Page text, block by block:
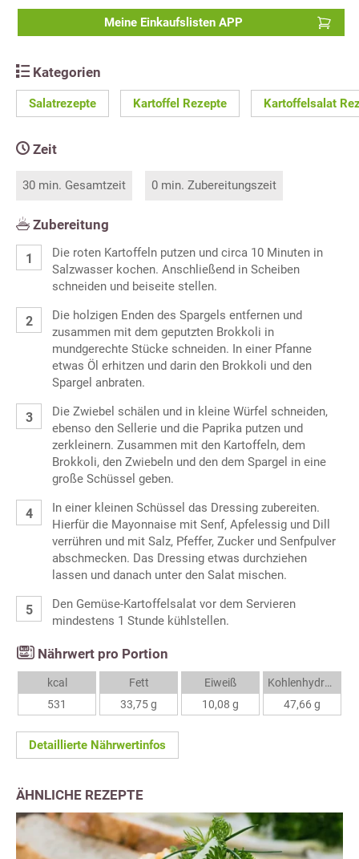
Meine Einkaufslisten APP
Kategorien
Salatrezepte Kartoffel Rezepte Kartoffelsalat
Zeit
30 min. Gesamtzeit 0 min. Zubereitungszeit
Zubereitung
Die roten Kartoffeln putzen und circa 10 Minuten in
Salzwasser kochen. Anschließend in Scheiben
schneiden und beiseite stellen.
Die holzigen Enden des Spargels entfernen und
zusammen mit dem geputzten Brokkoli in
mundgerechte Stücke schneiden. In einer Pfanne
etwas Öl erhitzen und darin den Brokkoli und den
Spargel anbraten.
Die Zwiebel schälen und in kleine Würfel schneiden,
ebenso den Sellerie und die Paprika putzen und
zerkleinern. Zusammen mit den Kartoffeln, dem
Brokkoli, den Zwiebeln und den dem Spargel in eine
große Schüssel geben.
In einer kleinen Schüssel das Dressing zubereiten.
Hierfür die Mayonnaise mit Senf, Apfelessig und Dill
verrühren und mit Salz, Pfeffer, Zucker und Senfpulver
abschmecken. Das Dressing etwas durchziehen
lassen und danach unter den Salat mischen.
Den Gemüse-Kartoffelsalat vor dem Servieren
mindestens 1 Stunde kühlstellen.
Nährwert pro Portion
kcal
531
Fett
33,75 g
Eiweiß
10,08 g
Kohlenhydrate
47,66 g
Detaillierte Nährwertinfos
ÄHNLICHE REZEPTE